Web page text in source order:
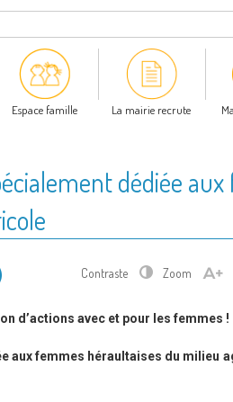
Espace famille La mairie recrute
dédiée
Contraste Zoom
d’actions avec et pour les femmes !
aux femmes héraultaises du milieu